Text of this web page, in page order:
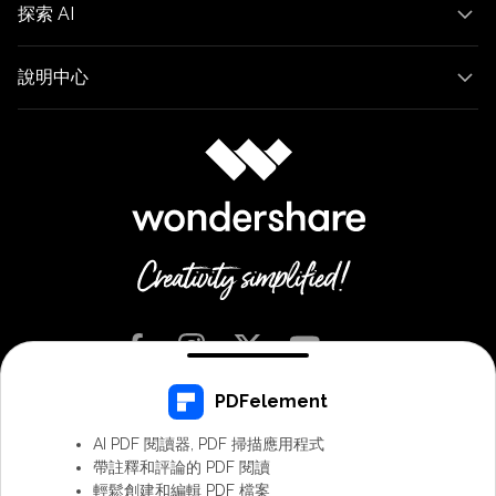
探索 AI
說明中心
條款與細則 隱私權 Cookie 偏好設定
Chinese Traditional - 繁體中文
PDFelement
AI PDF 閱讀器, PDF 掃描應用程式
帶註釋和評論的 PDF 閱讀
輕鬆創建和編輯 PDF 檔案